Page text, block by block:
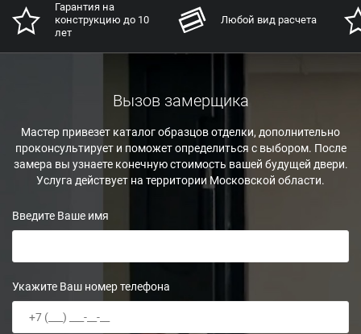
Гарантия на
конструкцию до 10
лет
Любой вид расчета
Вызов замерщика
Мастер привезет каталог образцов отделки, дополнительно
проконсультирует и поможет определиться с выбором. После
замера вы узнаете конечную стоимость вашей будущей двери.
Услуга действует на территории Московской области.
Введите Ваше имя
Укажите Ваш номер телефона